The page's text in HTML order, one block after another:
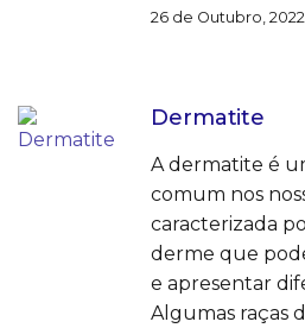
26 de Outubro, 2022
Dermatite
A dermatite é
comum nos
caracterizada
derme que
e apresentar
Algumas raças